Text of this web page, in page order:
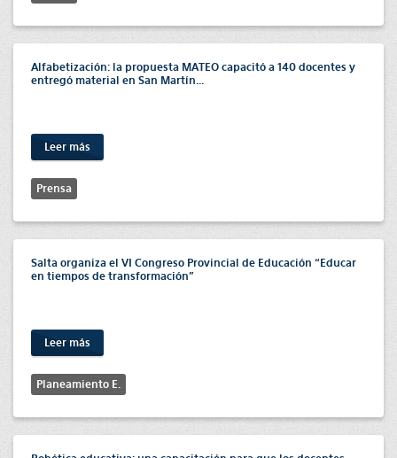
Alfabetización: la propuesta MATEO capacitó a 140 docentes y
entregó material en San Martín...
Leer más
Prensa
Salta organiza el VI Congreso Provincial de Educación “Educar
en tiempos de transformación”
Leer más
Planeamiento E.